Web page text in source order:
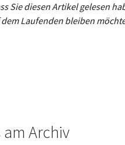
Sie diesen Artikel gelesen
Laufenden bleiben
am Archiv